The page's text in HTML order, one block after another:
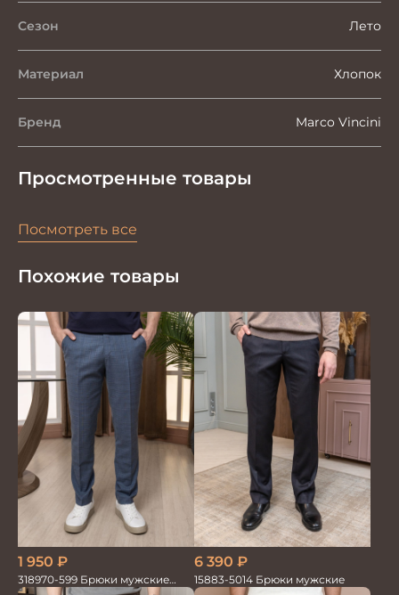
Сезон Лето
Материал Хлопок
Бренд Marco Vincini
Просмотренные товары
Посмотреть все
Похожие товары
1 950 ₽
318970-599 Брюки мужские
6 390 ₽
15883-5014 Брюки мужские